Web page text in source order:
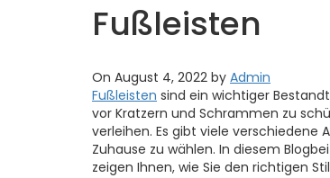
Fußleisten
On August 4, 2022 by Admin
Fußleisten sind ein wichtiger
vor Kratzern und Schrammen zu
verleihen. Es gibt viele verschiedene
Zuhause zu wählen. In diesem
zeigen Ihnen, wie Sie den richtigen